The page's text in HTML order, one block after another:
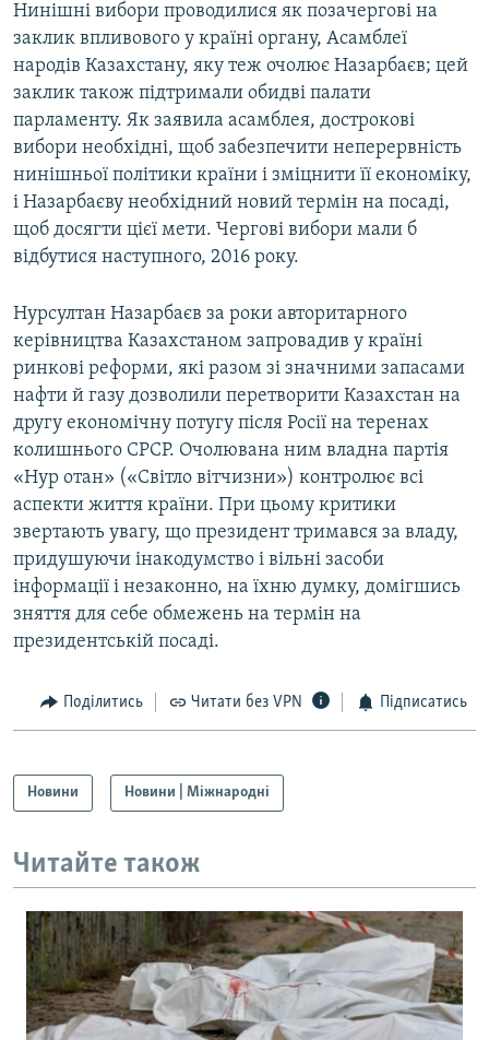
Нинішні вибори проводилися як позачергові на
заклик впливового у країні органу, Асамблеї
народів Казахстану, яку теж очолює Назарбаєв; цей
заклик також підтримали обидві палати
парламенту. Як заявила асамблея, дострокові
вибори необхідні, щоб забезпечити неперервність
нинішньої політики країни і зміцнити її економіку,
і Назарбаєву необхідний новий термін на посаді,
щоб досягти цієї мети. Чергові вибори мали б
відбутися наступного, 2016 року.
Нурсултан Назарбаєв за роки авторитарного
керівництва Казахстаном запровадив у країні
ринкові реформи, які разом зі значними запасами
нафти й газу дозволили перетворити Казахстан на
другу економічну потугу після Росії на теренах
колишнього СРСР. Очолювана ним владна партія
«Нур отан» («Світло вітчизни») контролює всі
аспекти життя країни. При цьому критики
звертають увагу, що президент тримався за владу,
придушуючи інакодумство і вільні засоби
інформації і незаконно, на їхню думку, домігшись
зняття для себе обмежень на термін на
президентській посаді.
Поділитись Читати без VPN Підписатись
Новини Новини | Міжнародні
Читайте також